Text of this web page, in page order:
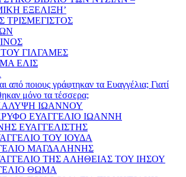
ΕΞΕΛΙΞΗ’
ΤΡΙΣΜΕΓΙΣΤΟΣ
ΓΙΛΓΑΜΕΣ
ΕΛΙΣ
από ποιους γράφτηκαν τα Ευαγγέλια; Γιατί
μόνο τα τέσσερα;
ΙΩΑΝΝΟΥ
ΕΥΑΓΓΕΛΙΟ ΙΩΑΝΝΗ
ΕΥΑΓΓΕΛΙΣΤΗΣ
ΤΟΥ ΙΟΥΔΑ
ΜΑΓΔΑΛΗΝΗΣ
ΤΗΣ ΑΛΗΘΕΙΑΣ ΤΟΥ ΙΗΣΟΥ
ΘΩΜΑ